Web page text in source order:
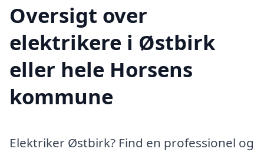
Oversigt over
elektrikere i Østbirk
eller hele Horsens
kommune
Elektriker Østbirk? Find en professionel og